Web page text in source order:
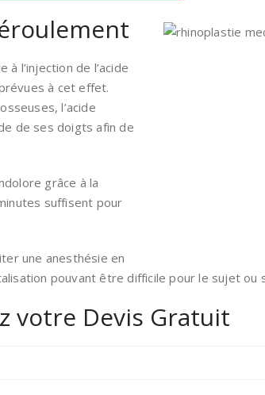
l’injection de l’acide
à cet effet.
l’acide
de ses doigts afin de
grâce à la
suffisent pour
une anesthésie en
pouvant être difficile pour le sujet ou
votre Devis Gratuit